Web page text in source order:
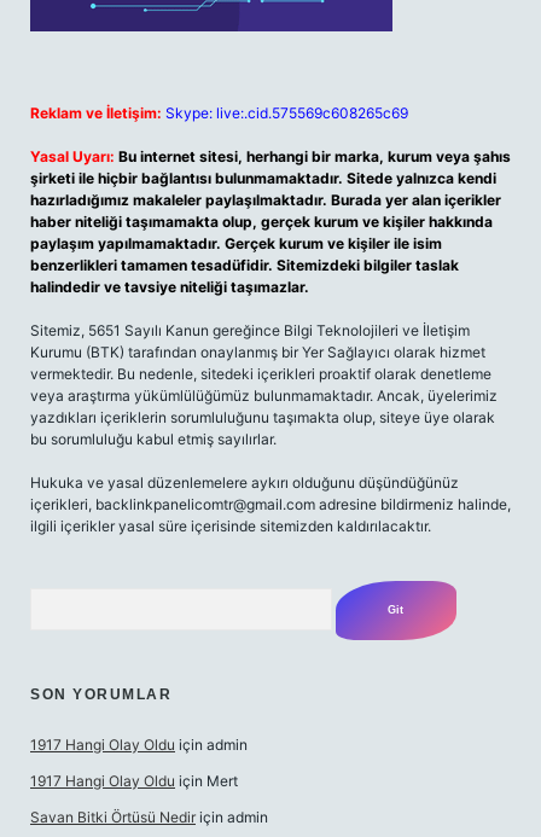
Reklam ve İletişim: Skype: live:.cid.575569c608265c69
Yasal Uyarı: Bu internet sitesi, herhangi bir marka, kurum veya şahıs
şirketi ile hiçbir bağlantısı bulunmamaktadır. Sitede yalnızca kendi
hazırladığımız makaleler paylaşılmaktadır. Burada yer alan içerikler
haber niteliği taşımamakta olup, gerçek kurum ve kişiler hakkında
paylaşım yapılmamaktadır. Gerçek kurum ve kişiler ile isim
benzerlikleri tamamen tesadüfidir. Sitemizdeki bilgiler taslak
halindedir ve tavsiye niteliği taşımazlar.
Sitemiz, 5651 Sayılı Kanun gereğince Bilgi Teknolojileri ve İletişim
Kurumu (BTK) tarafından onaylanmış bir Yer Sağlayıcı olarak hizmet
vermektedir. Bu nedenle, sitedeki içerikleri proaktif olarak denetleme
veya araştırma yükümlülüğümüz bulunmamaktadır. Ancak, üyelerimiz
yazdıkları içeriklerin sorumluluğunu taşımakta olup, siteye üye olarak
bu sorumluluğu kabul etmiş sayılırlar.
Hukuka ve yasal düzenlemelere aykırı olduğunu düşündüğünüz
içerikleri, backlinkpanelicomtr@gmail.com adresine bildirmeniz halinde,
ilgili içerikler yasal süre içerisinde sitemizden kaldırılacaktır.
SON YORUMLAR
1917 Hangi Olay Oldu için admin
1917 Hangi Olay Oldu için Mert
Savan Bitki Örtüsü Nedir için admin